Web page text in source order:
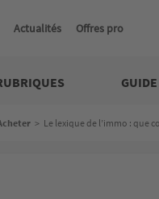
Actualités Offres pro
> Le lexique de l’immo : que